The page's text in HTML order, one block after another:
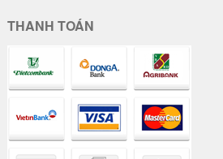
Điện thoại: 0902 608 640 - CSKH: 0902 608 640
hoangduc.royal@gmail.com
0902 608 640
THỜI GIAN LÀM VIỆC: 7h30-18h Từ T2 - T7